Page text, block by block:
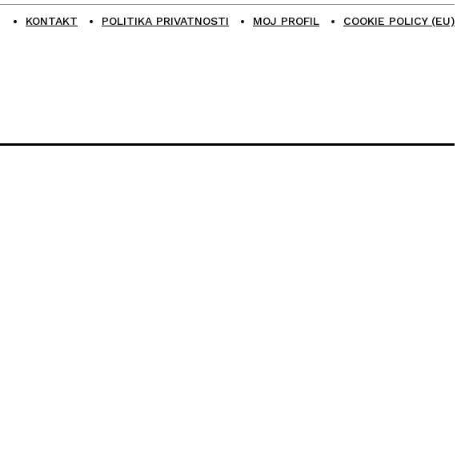
KONTAKT POLITIKA PRIVATNOSTI MOJ PROFIL COOKIE POLICY (EU)